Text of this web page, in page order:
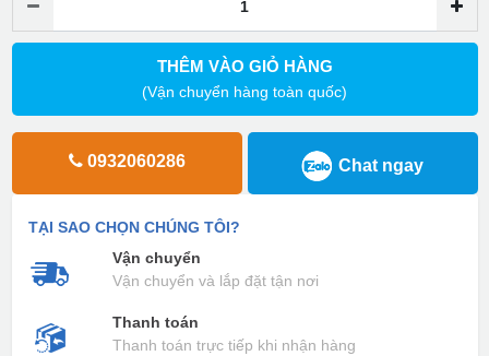
THÊM VÀO GIỎ HÀNG
(Vận chuyển hàng toàn quốc)
0932060286 Chat ngay
TẠI SAO CHỌN CHÚNG TÔI?
Vận chuyển
Vận chuyển và lắp đặt tận nơi
Thanh toán
Thanh toán trực tiếp khi nhận hàng